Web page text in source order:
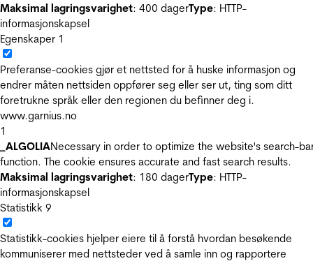
Maksimal lagringsvarighet: 400 dagerType: HTTP-
informasjonskapsel
Egenskaper 1
Preferanse-cookies gjør et nettsted for å huske informasjon og
endrer måten nettsiden oppfører seg eller ser ut, ting som ditt
foretrukne språk eller den regionen du befinner deg i.
www.garnius.no
1
_ALGOLIANecessary in order to optimize the website's search-
function. The cookie ensures accurate and fast search results.
Maksimal lagringsvarighet: 180 dagerType: HTTP-
informasjonskapsel
Statistikk 9
Statistikk-cookies hjelper eiere til å forstå hvordan besøkende
kommuniserer med nettsteder ved å samle inn og rapportere